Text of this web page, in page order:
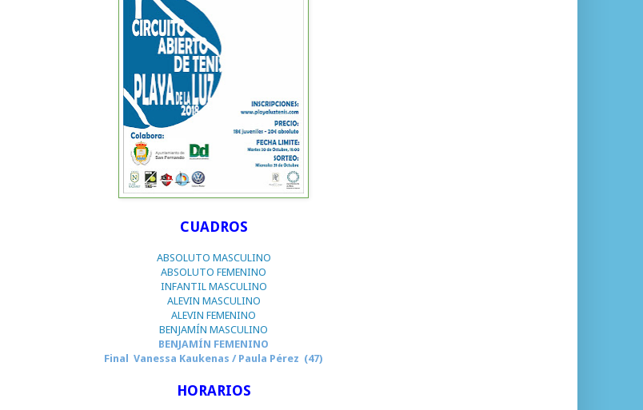
CUADROS
ABSOLUTO MASCULINO
ABSOLUTO FEMENINO
INFANTIL MASCULINO
ALEVIN MASCULINO
ALEVIN FEMENINO
BENJAMÍN MASCULINO
BENJAMÍN FEMENINO
Final Vanessa Kaukenas / Paula Pérez (47)
HORARIOS